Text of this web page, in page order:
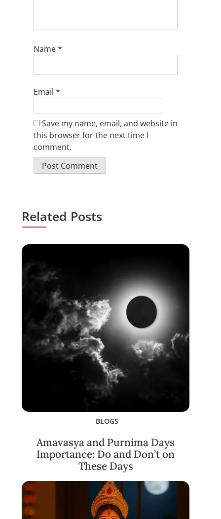
Name*
Email *
Save my name, email, and website in
this browser for the next time I
comment.
Related Posts
BLOGS
Amavasya and Purnima Days
Importance: Do and Don’t on
These Days